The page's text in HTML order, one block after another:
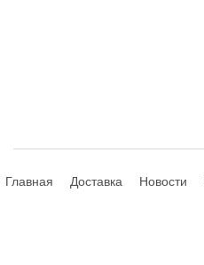
Главная Доставка Новости